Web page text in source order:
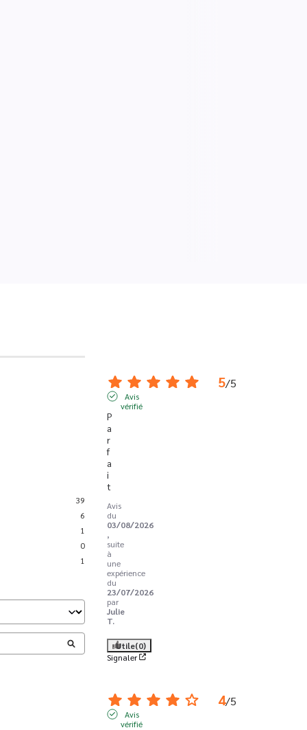
39
6
1
0
1
5/5
Avis
vérifié
P
a
r
f
a
i
t
Avis
du
03/08/2026
,
suite
à
une
expérience
du
23/07/2026
par
Julie
T.
Utile(0)
Signaler
4/5
Avis
vérifié